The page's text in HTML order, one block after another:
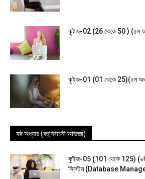
কুইজ-02 (26 থেকে 50 ) (৫ম
কুইজ-01 (01 থেকে 25)(৫ম
ষষ্ঠ অধ্যায় (বহুনির্বাচনী অভিজ্ঞা)
কুইজ-05 (101 থেকে 125) (৬ষ্ঠ
সিস্টেম (Database